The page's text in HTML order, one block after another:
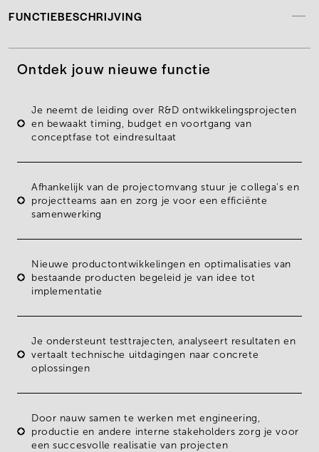
FUNCTIEBESCHRIJVING
Ontdek jouw nieuwe functie
Je neemt de leiding over R&D ontwikkelingsprojecten
en bewaakt timing, budget en voortgang van
conceptfase tot eindresultaat
Afhankelijk van de projectomvang stuur jecollega's en
projectteams aan en zorg je voor een efficiënte
samenwerking
Nieuwe productontwikkelingen en optimalisaties van
bestaande producten begeleid je van idee tot
implementatie
Je ondersteunt testtrajecten, analyseert resultaten en
vertaalt technische uitdagingen naar concrete
oplossingen
Door nauw samen te werken met engineering,
productie en andere interne stakeholders zorg je voor
eensuccesvolle realisatie van projecten